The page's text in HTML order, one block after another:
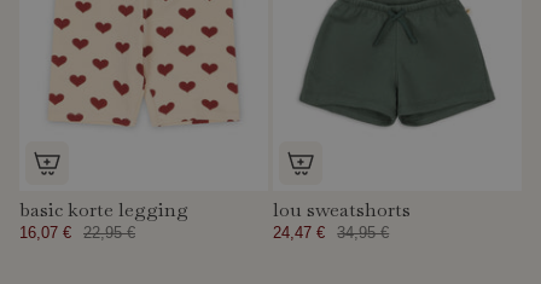
basic korte legging
16,07 € 22,95 €
lou sweatshorts
24,47 € 34,95 €